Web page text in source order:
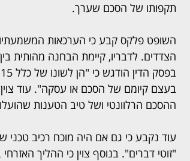
תקפותו של הסכם שערך.
השופט פלקס קבע כי הערכאות
הצדדים. לדבריו, קיימת הבחנה מהותית
בעצם קיומם של הסכם או עסקה". עוד
ההסכם הרלוונטי ושל טיב הטענות
עוד נקבע כי גם אם היה מוכח רכיב
"זוטי דברים". בנוסף צוין כי ההליך